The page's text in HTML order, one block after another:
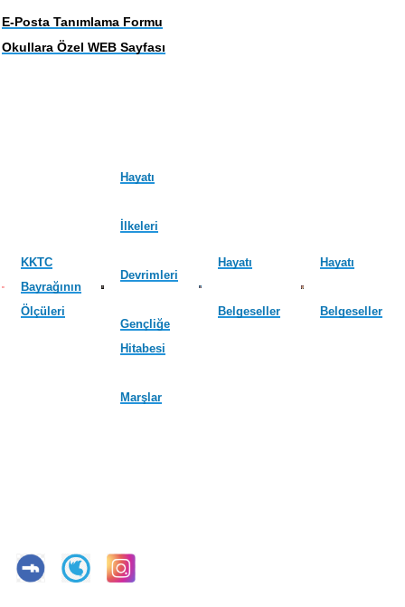
E-Posta Tanımlama Formu
Okullara Özel WEB Sayfası
KKTC
Bayrağının
Ölçüleri
Hayatı
İlkeleri
Devrimleri
Gençliğe
Hitabesi
Marşlar
Hayatı
Belgeseller
Hayatı
Belgeseller